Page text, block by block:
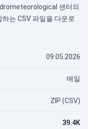
센터의
는 CSV 파일을 다운로
09.05.2026
매일
ZIP (CSV)
39.4K